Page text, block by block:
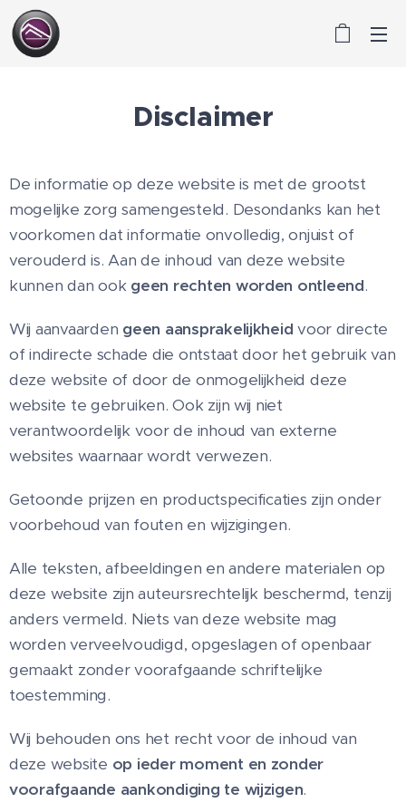
Disclaimer
De informatie op deze website is met de grootst
mogelijke zorg samengesteld. Desondanks kan het
voorkomen dat informatie onvolledig, onjuist of
verouderd is. Aan de inhoud van deze website
kunnen dan ook geen rechten worden ontleend.
Wij aanvaarden geen aansprakelijkheid voor directe
of indirecte schade die ontstaat door het gebruik van
deze website of door de onmogelijkheid deze
website te gebruiken. Ook zijn wij niet
verantwoordelijk voor de inhoud van externe
websites waarnaar wordt verwezen.
Getoonde prijzen en productspecificaties zijn onder
voorbehoud van fouten en wijzigingen.
Alle teksten, afbeeldingen en andere materialen op
deze website zijn auteursrechtelijk beschermd, tenzij
anders vermeld. Niets van deze website mag
worden verveelvoudigd, opgeslagen of openbaar
gemaakt zonder voorafgaande schriftelijke
toestemming.
Wij behouden ons het recht voor de inhoud van
deze website op ieder moment en zonder
voorafgaande aankondiging te wijzigen.